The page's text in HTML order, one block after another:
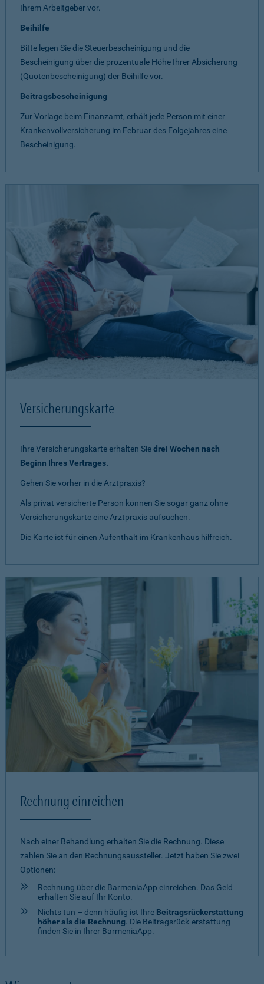
Ihrem Arbeitgeber vor.
Beihilfe
Bitte legen Sie die Steuerbescheinigung und die
Bescheinigung über die prozentuale Höhe Ihrer Absicherung
(Quotenbescheinigung) der Beihilfe vor.
Beitragsbescheinigung
Zur Vorlage beim Finanzamt, erhält jede Person mit einer
Krankenvollversicherung im Februar des Folgejahres eine
Bescheinigung.
Versicherungskarte
Ihre Versicherungskarte erhalten Siedrei Wochen nach
Beginn Ihres Vertrages.
Gehen Sie vorher in die Arztpraxis?
Als privat versicherte Person können Sie sogar ganz ohne
Versicherungskarte eine Arztpraxis aufsuchen.
Die Karte ist für einen Aufenthalt im Krankenhaus hilfreich.
Rechnung einreichen
Nach einer Behandlung erhalten Sie die Rechnung. Diese
zahlen Sie an den Rechnungsaussteller. Jetzt haben Sie zwei
Optionen:
Rechnung über die BarmeniaApp einreichen. Das Geld
erhalten Sie auf Ihr Konto.
Nichts tun – denn häufig ist Ihre Beitragsrückerstattung
höher als die Rechnung. Die Beitragsrück-erstattung
finden Sie in Ihrer BarmeniaApp.